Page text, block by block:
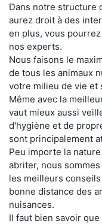
Dans notre structure
aurez droit à des
en plus, vous
nos experts.
Nous faisons le
de tous les animaux
votre milieu de vie et
Même avec la
vaut mieux aussi
d'hygiène et de
sont principalement
Peu importe la
abriter, nous
les meilleurs
bonne distance des
nuisances.
Il faut bien savoir